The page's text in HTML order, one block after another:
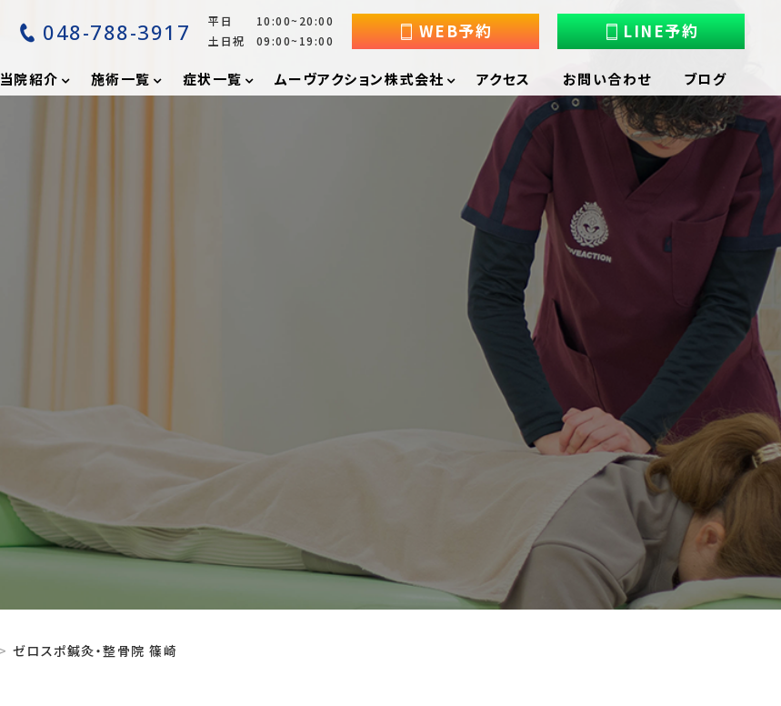
048-788-3917
平日 10:00~20:00
土日祝 09:00~19:00
WEB予約 LINE予約
当院紹介 施術一覧 症状一覧 ムーヴアクション株式会社 アクセス お問い合わせ ブログ
ゼロスポ鍼灸・整骨院 篠崎